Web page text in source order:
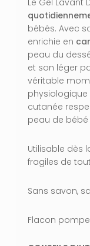
bébés. Avec
enrichie en
peau du
et son léger
véritable
physiologique
cutanée
peau de
Utilisable dès
fragiles de
Sans savon,
Flacon pompe